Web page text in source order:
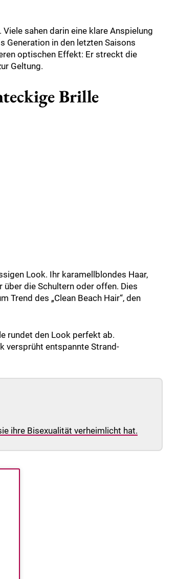
sahen darin eine klare Anspielung
Generation in den letzten Saisons
optischen Effekt: Er streckt die
Geltung.
Brille
Look. Ihr karamellblondes Haar,
die Schultern oder offen. Dies
des „Clean Beach Hair“, den
rundet den Look perfekt ab.
versprüht entspannte Strand-
ihre Bisexualität verheimlicht hat.